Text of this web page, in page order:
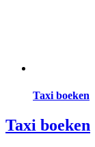
Taxi boeken
Taxi boeken